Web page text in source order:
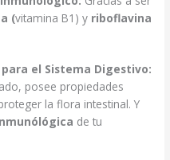
(vitamina B1) y riboflavina
el Sistema Digestivo:
posee propiedades
la flora intestinal. Y
de tu